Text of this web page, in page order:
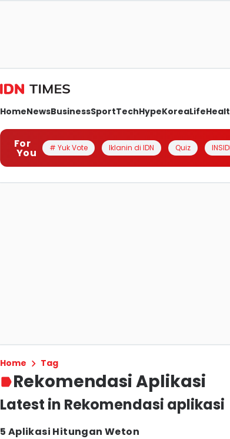
HomeNewsBusinessSportTechHypeKoreaLife
For
You # Yuk Vote Iklanin di IDN Quiz
Home Tag
Rekomendasi Aplikasi
Latest in Rekomendasi aplikasi
5 Aplikasi Hitungan Weton